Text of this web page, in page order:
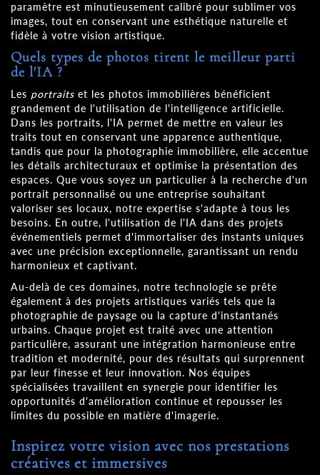
paramètre est minutieusement calibré pour sublimer vos
images, tout en conservant une esthétique naturelle et
fidèle à votre vision artistique.
Quels types de photos tirent le meilleur parti
de l'IA ?
Les portraits et les photos immobilières bénéficient
grandement de l'utilisation de l'intelligence artificielle.
Dans les portraits, l'IA permet de mettre en valeur les
traits tout en conservant une apparence authentique,
tandis que pour la photographie immobilière, elle accentue
les détails architecturaux et optimise la présentation des
espaces. Que vous soyez un particulier à la recherche d'un
portrait personnalisé ou une entreprise souhaitant
valoriser ses locaux, notre expertise s'adapte à tous les
besoins. En outre, l'utilisation de l'IA dans des projets
événementiels permet d'immortaliser des instants uniques
avec une précision exceptionnelle, garantissant un rendu
harmonieux et captivant.
Au-delà de ces domaines, notre technologie se prête
également à des projets artistiques variés tels que la
photographie de paysage ou la capture d'instantanés
urbains. Chaque projet est traité avec une attention
particulière, assurant une intégration harmonieuse entre
tradition et modernité, pour des résultats qui surprennent
par leur finesse et leur innovation. Nos équipes
spécialisées travaillent en synergie pour identifier les
opportunités d'amélioration continue et repousser les
limites du possible en matière d'imagerie.
Inspirez votre vision avec nos prestations
créatives et immersives